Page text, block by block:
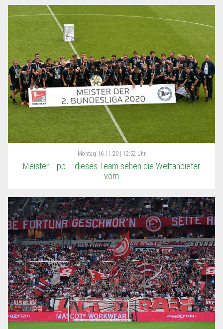
Montag 16.11.20 | 12:52 Uhr
Meister Tipp – dieses Team sehen die Wettanbieter
vorn